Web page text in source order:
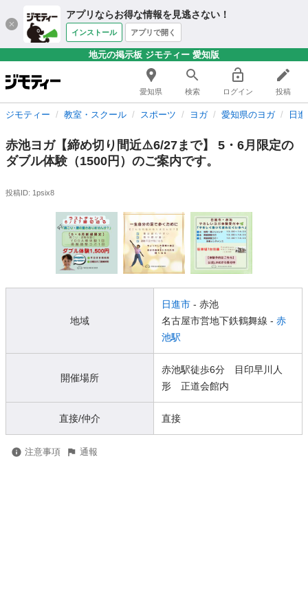
アプリならお得な情報を見逃さない！
インストール アプリで開く
地元の掲示板 ジモティー 愛知版
愛知県 検索 ログイン 投稿
ジモティー 教室・スクール スポーツ ヨガ 愛知県のヨガ 日
赤池ヨガ【締め切り間近⚠️6/27まで】 5・6月限定の
ダブル体験（1500円）のご案内です。
投稿ID: 1psix8
地域
日進市 - 赤池
名古屋市営地下鉄鶴舞線 - 赤
池駅
開催場所
赤池駅徒歩6分 目印早川人
形 正道会館内
直接/仲介 直接
注意事項 通報